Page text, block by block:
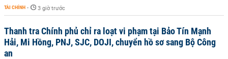
TÀI CHÍNH - 3 giờ trước
Thanh tra Chính phủ chỉ ra loạt vi phạm tại Bảo Tín Mạnh
Hải, Mi Hồng, PNJ, SJC, DOJI, chuyển hồ sơ sang Bộ Công
an